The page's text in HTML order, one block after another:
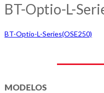
BT-Optio-L-
BT-Optio-L-Series(OSE250)
MODELOS